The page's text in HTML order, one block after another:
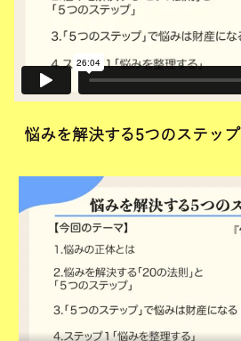
悩みを解決する5つのステップ